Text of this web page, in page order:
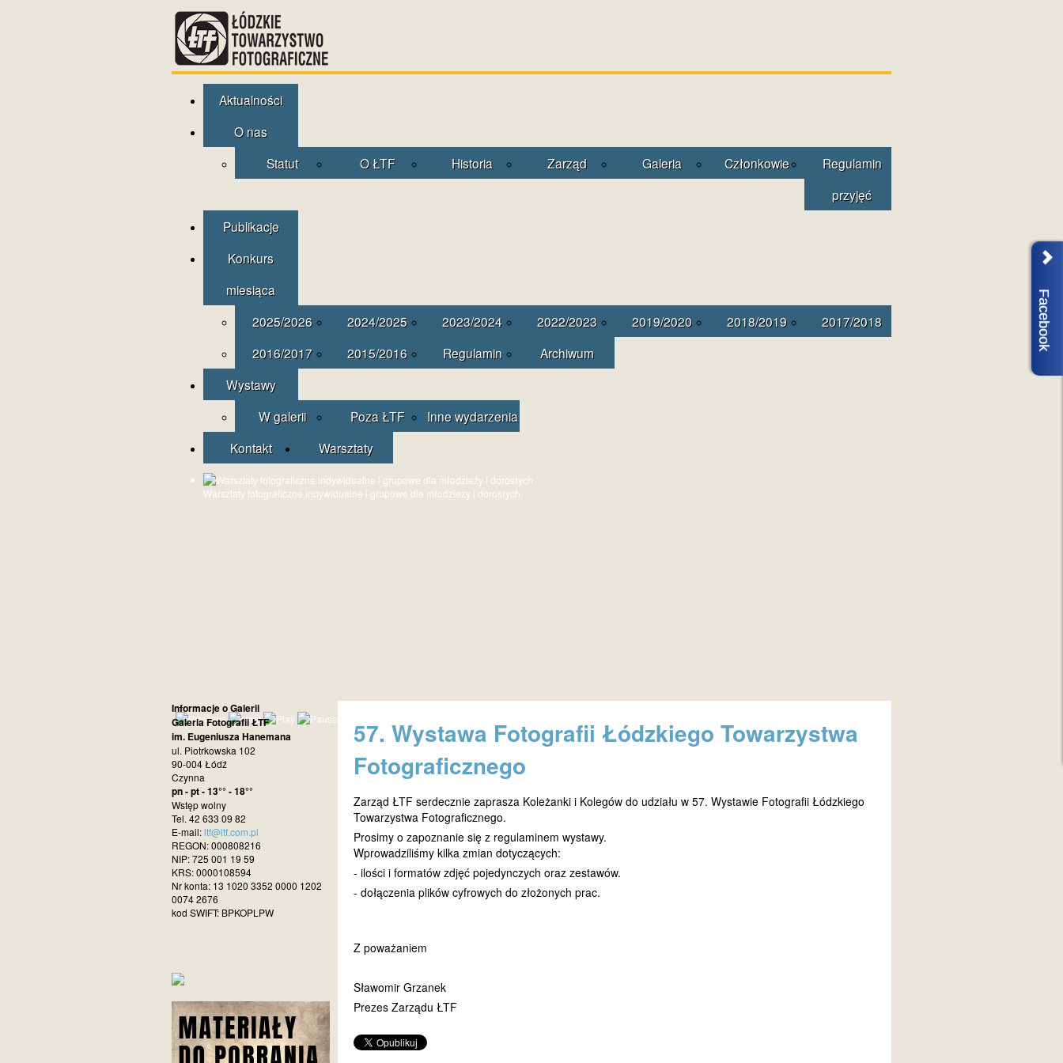
Aktualności
O nas
Statut
O ŁTF Historia Zarząd Galeria Członkowie
Regulamin
przyjęć
Publikacje
Konkurs
miesiąca
2025/2026
2024/2025 2023/2024 2022/2023 2019/2020 2018/2019
2017/2018
2016/2017
2015/2016 Regulamin
Archiwum
Wystawy
W galerii
Poza ŁTF
Inne wydarzenia
Kontakt
Warsztaty
Warsztaty fotograficzne indywidualne i grupowe dla młodzieży i dorosłych
57. Wystawa Fotografii Łódzkiego Towarzystwa
Fotograficznego
Zarząd ŁTF serdecznie zaprasza Koleżanki i Kolegów do udziału w 57. Wystawie Fotografii Łódzkiego
Towarzystwa Fotograficznego.
Prosimy o zapoznanie się z regulaminem wystawy.
Wprowadziliśmy kilka zmian dotyczących:
- ilości i formatów zdjęć pojedynczych oraz zestawów.
- dołączenia plików cyfrowych do złożonych prac.
Z poważaniem
Sławomir Grzanek
Prezes Zarządu ŁTF
Informacje o Galerii
Galeria Fotografii ŁTF
im. Eugeniusza Hanemana
ul. Piotrkowska 102
90-004 Łódź
Czynna
pn - pt - 13°° - 18°°
Wstęp wolny
Tel. 42 633 09 82
E-mail:ltf@ltf.com.pl
REGON: 000808216
NIP: 725 001 19 59
KRS: 0000108594
Nr konta: 13 1020 3352 0000 1202
0074 2676
kod SWIFT: BPKOPLPW
Facebook